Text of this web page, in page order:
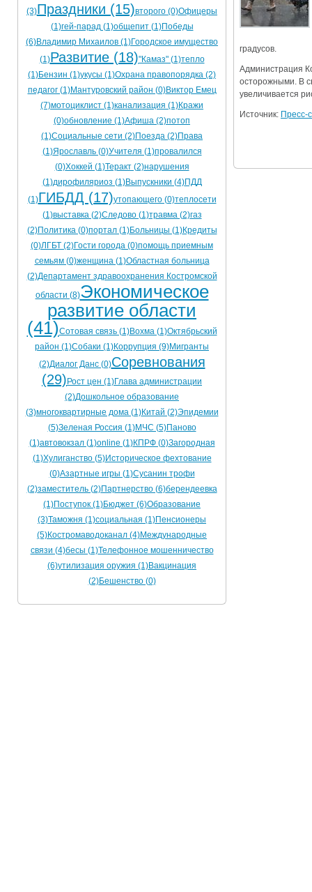
Ограничения движения транспорта на майские
Электронные транспортные карты
градусов.
Администрация
осторожными. В
увеличивается
Источник: Пресс-
(3)Праздники (15)второго (0)Офицеры
(1)гей-парад (1)общепит (1)Победы
(6)Владимир Михаилов (1)Городское имущество
(1)Развитие (18)"Камаз" (1)тепло
(1)Бензин (1)укусы (1)Охрана правопорядка (2)
педагог (1)Мантуровский район (0)Виктор Емец
(7)мотоциклист (1)канализация (1)Кражи
(0)обновление (1)Афиша (2)потоп
(1)Социальные сети (2)Поезда (2)Права
(1)Ярославль (0)Учителя (1)провалился
(0)Хоккей (1)Теракт (2)нарушения
(1)дирофиляриоз (1)Выпускники (4)ПДД
(1)ГИБДД (17)утопающего (0)теплосети
(1)выставка (2)Следово (1)травма (2)газ
(2)Политика (0)портал (1)Больницы (1)Кредиты
(0)ЛГБТ (2)Гости города (0)помощь приемным
семьям (0)женщина (1)Областная больница
(2)Департамент здравоохранения Костромской
области (8)Экономическое
развитие области
(41)Сотовая связь (1)Вохма (1)Октябрьский
район (1)Собаки (1)Коррупция (9)Мигранты
(2)Диалог Данс (0)Соревнования
(29) Рост цен (1)Глава администрации
(2)Дошкольное образование
(3)многоквартирные дома (1)Китай (2)Эпидемии
(5)Зеленая Россия (1)МЧС (5)Паново
(1)автовокзал (1)online (1)КПРФ (0)Загородная
(1)Хулиганство (5)Историческое фехтование
(0)Азартные игры (1)Сусанин трофи
(2)заместитель (2)Партнерство (6)берендеевка
(1)Поступок (1)Бюджет (6)Образование
(3)Таможня (1)социальная (1)Пенсионеры
(5)Костромаводоканал (4)Международные
связи (4)бесы (1)Телефонное мошенничество
(6)утилизация оружия (1)Вакцинация
(2)Бешенство (0)